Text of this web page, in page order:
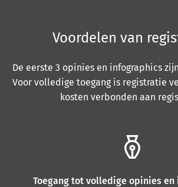
Voordelen van
De eerste 3 opinies en infographics
Voor volledige toegang is registratie
kosten verbonden aan
Toegang tot volledige opinies